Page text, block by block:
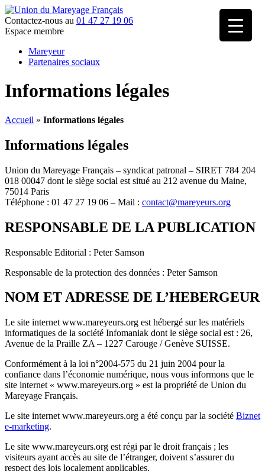
Contactez-nous au 01 47 27 19 06
Espace membre
Mareyeur
Partenaires sociaux
Informations légales
Accueil » Informations légales
Informations légales
Union du Mareyage Français – syndicat patronal – SIRET 784 204
018 00047 dont le siège social est situé au 212 avenue du Maine,
75014 Paris
Téléphone : 01 47 27 19 06 – Mail : contact@mareyeurs.org
RESPONSABLE DE LA PUBLICATION
Responsable Editorial : Peter Samson
Responsable de la protection des données : Peter Samson
NOM ET ADRESSE DE L’HEBERGEUR
Le site internet www.mareyeurs.org est hébergé sur les matériels
informatiques de la société Infomaniak dont le siège social est : 26,
Avenue de la Praille ZA – 1227 Carouge / Genève SUISSE.
Conformément à la loi n°2004-575 du 21 juin 2004 pour la
confiance dans l’économie numérique, nous vous informons que le
site internet « www.mareyeurs.org » est la propriété de Union du
Mareyage Français.
Le site internet www.mareyeurs.org a été conçu par la société Biznet
e-marketing.
Le site www.mareyeurs.org est régi par le droit français ; les
visiteurs ayant accès au site de l’étranger, doivent s’assurer du
respect des lois localement applicables.